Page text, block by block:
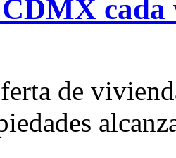
cada
de